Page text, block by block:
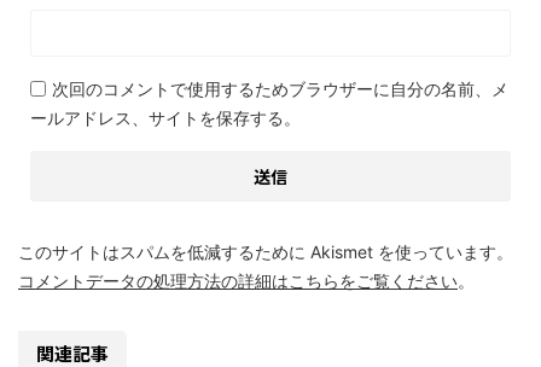
次回のコメントで使用するためブラウザーに自分の名前、メ
ールアドレス、サイトを保存する。
このサイトはスパムを低減するために Akismet を使っています。
コメントデータの処理方法の詳細はこちらをご覧ください。
関連記事